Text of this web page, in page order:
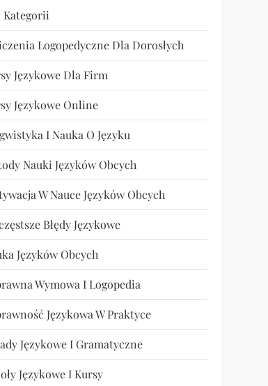
Kategorii
Logopedyczne Dla Dorosłych
Językowe Dla Firm
Językowe Online
I Nauka O Języku
Nauki Języków Obcych
W Nauce Języków Obcych
Błędy Językowe
Języków Obcych
Wymowa I Logopedia
Językowa W Praktyce
Językowe I Gramatyczne
Językowe I Kursy